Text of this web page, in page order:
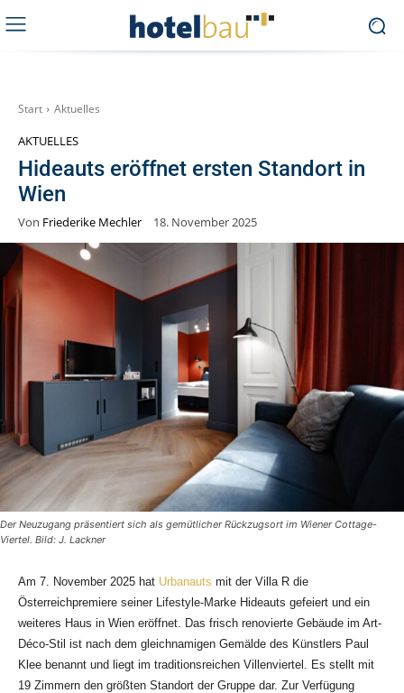
Start Aktuelles
AKTUELLES
Hideauts eröffnet ersten Standort in
Wien
Von Friederike Mechler 18. November 2025
Der Neuzugang präsentiert sich als gemütlicher Rückzugsort im Wiener Cottage-
Viertel. Bild: J. Lackner
Am 7. November 2025 hat Urbanauts mit der Villa R die
Österreichpremiere seiner Lifestyle-Marke Hideauts gefeiert und ein
weiteres Haus in Wien eröffnet. Das frisch renovierte Gebäude im Art-
Déco-Stil ist nach dem gleichnamigen Gemälde des Künstlers Paul
Klee benannt und liegt im traditionsreichen Villenviertel. Es stellt mit
19 Zimmern den größten Standort der Gruppe dar. Zur Verfügung